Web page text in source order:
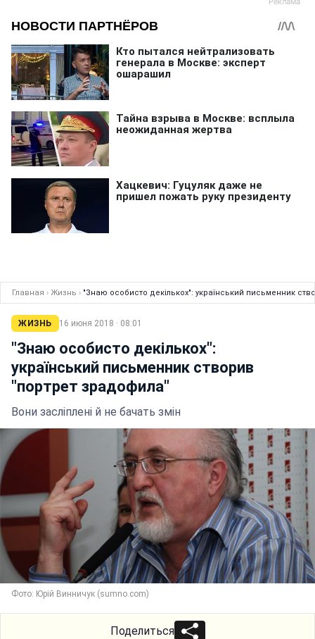
Главная › Жизнь › "Знаю особисто декількох": український письменник
ЖИЗНЬ 16 июня 2018 · 08:01
"Знаю особисто декількох":
український письменник створив
"портрет зрадофила"
Вони засліплені й не бачать змін
Фото: Юрій Винничук (sumno.com)
Поделиться